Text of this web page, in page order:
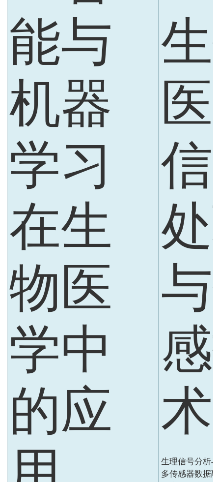
能与
机器
学习
在生
物医
学中
的应
术
生理信号分析
多传感器数据